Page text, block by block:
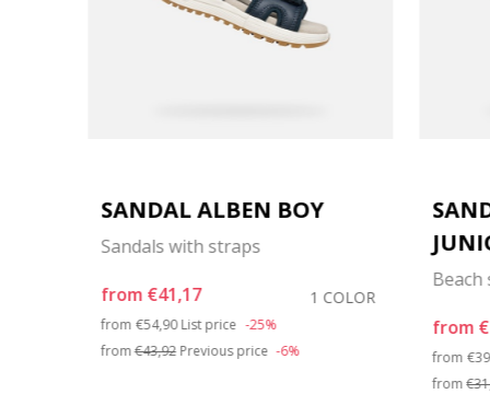
SANDAL ALBEN BOY
Sandals with straps
from €41,17 1 COLOR
from Price reduced from
€54,90 to
List price -25%
from€43,92Previous price -6%
Beach
from
from
from